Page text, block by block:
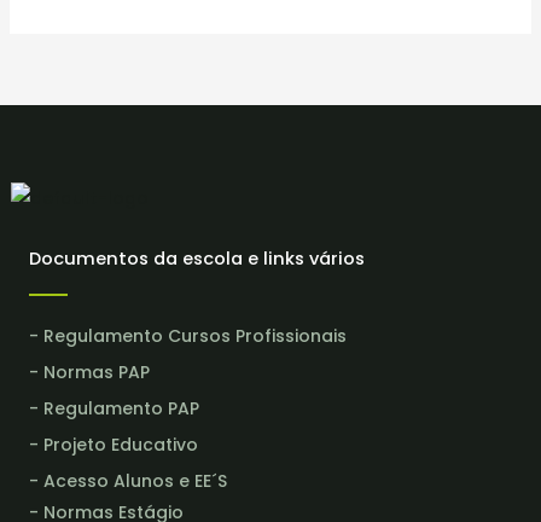
Documentos da escola e links vários
- Regulamento Cursos Profissionais
- Normas PAP
- Regulamento PAP
- Projeto Educativo
- Acesso Alunos e EE´S
- Normas Estágio